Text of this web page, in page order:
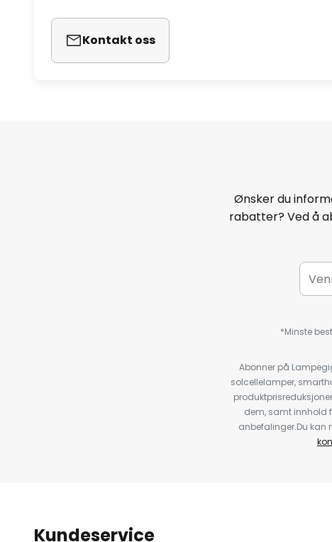
Kontakt oss
Ønsker du
rabatter? Ved å
*Minste
Abonner på
solcellelamper,
dem, samt innhold
anbefalinger.Du kan
Kundeservice